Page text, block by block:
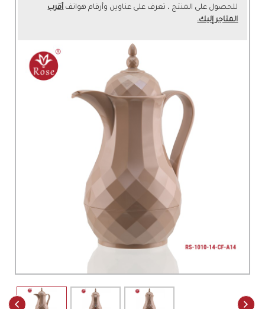
للحصول على المنتج ، تعرف على عناوين وأرقام هواتفأقرب
المتاجر إليك.